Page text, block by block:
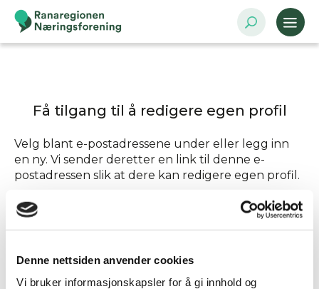
Denne nettsiden anvender cookies
Vi bruker informasjonskapsler for å gi innhold og
Få tilgang til å redigere egen profil
Velg blant e-postadressene under eller legg inn
en ny. Vi sender deretter en link til denne e-
postadressen slik at dere kan redigere egen profil.
Send tilgang til
Annen - Skriv inn e-postadresse selv